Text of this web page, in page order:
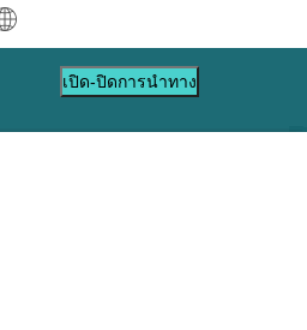
เปิด-ปิดการนำทาง